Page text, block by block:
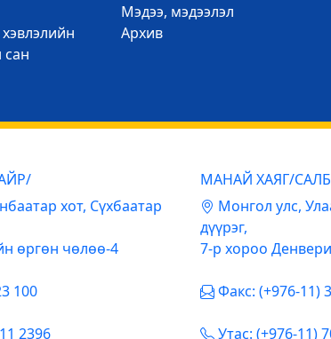
сан
Mэдээ, мэдээлэл
Архив
хот, Сүхбаатар
өргөн чөлөө-4
100
2396
МАНАЙ ХАЯГ/
Mонгол улс,
дүүрэг,
7-р хороо
Факс: (+976-11)
Утас: (+976-11)